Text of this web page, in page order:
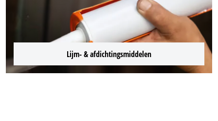
Lijm- & afdichtingsmiddelen